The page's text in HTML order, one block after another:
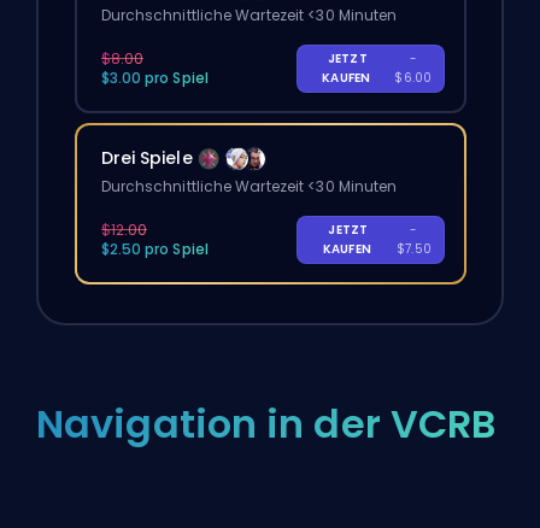
Durchschnittliche Wartezeit <30 Minuten
$8.00
$3.00 pro Spiel
JETZT
KAUFEN
-
$6.00
Drei Spiele
Durchschnittliche Wartezeit <30 Minuten
$12.00
$2.50 pro Spiel
JETZT
KAUFEN
-
$7.50
Navigation in der VCRB